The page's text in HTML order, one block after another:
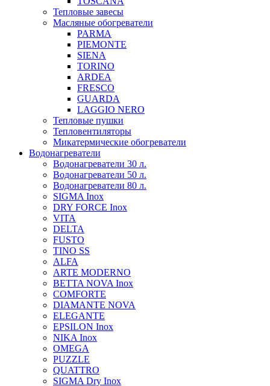
Тепловые завесы
Масляные обогреватели
PARMA
PIEMONTE
SIENA
TORINO
ARDEA
FRESCO
GUARDA
LAGGIO NERO
Тепловые пушки
Тепловентиляторы
Микатермические обогреватели
Водонагреватели
Водонагреватели 30 л.
Водонагреватели 50 л.
Водонагреватели 80 л.
SIGMA Inox
DRY FORCE Inox
VITA
DELTA
FUSTO
TINO SS
ALFA
ARTE MODERNO
BETTA NOVA Inox
COMFORTE
DIAMANTE NOVA
ELEGANTE
EPSILON Inox
NIKA Inox
OMEGA
PUZZLE
QUATTRO
SIGMA Dry Inox